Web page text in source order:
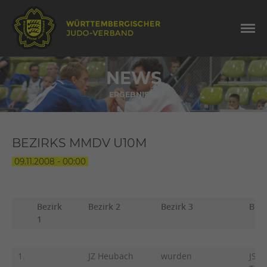
NEWS
ERGEBNISSE
BEZIRKS MMDV U10M
09.11.2008 - 00:00
Bezirk
1
Bezirk 2 Bezirk 3
1. JZ Heubach wurden
JSV